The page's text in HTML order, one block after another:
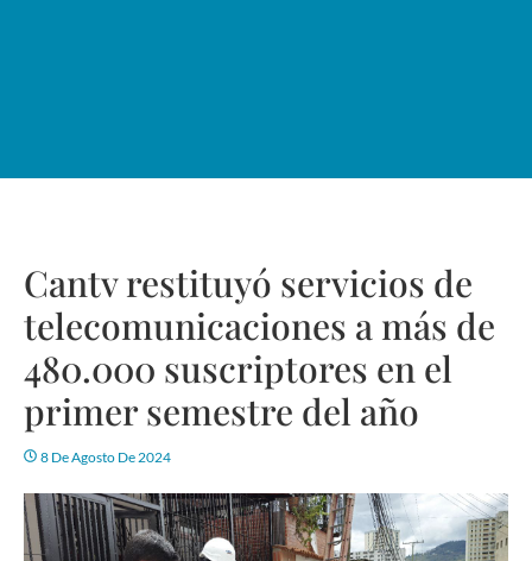
Cantv restituyó servicios de
telecomunicaciones a más de
480.000 suscriptores en el
primer semestre del año
8 De Agosto De 2024